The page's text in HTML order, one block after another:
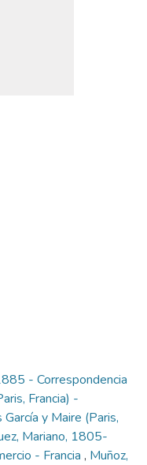
- Correspondencia
Francia) -
García y Maire (Paris,
Mariano, 1805-
- Francia , Muñoz,